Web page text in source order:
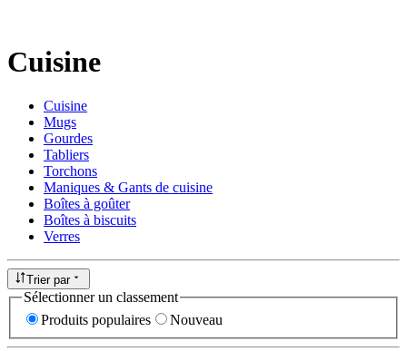
Cuisine
Cuisine
Mugs
Gourdes
Tabliers
Torchons
Maniques & Gants de cuisine
Boîtes à goûter
Boîtes à biscuits
Verres
Trier par
Sélectionner un classement
Produits populaires
Nouveau